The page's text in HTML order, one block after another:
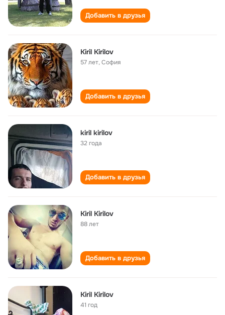
Добавить в друзья
Kiril Kirilov
57 лет,София
Добавить в друзья
kiril kirilov
32 года
Добавить в друзья
Kiril Kirilov
88 лет
Добавить в друзья
Kiril Kirilov
41 год